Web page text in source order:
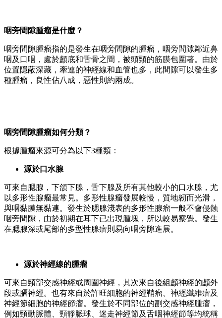
咽旁間隙腫瘤是什麼？
咽旁間隙腫瘤指的是發生在咽旁間隙的腫瘤，咽旁間隙鄰近鼻
咽及口咽，處於顱底和舌骨之間，被頭頸的筋膜包圍著。由於
位置隱蔽深藏，牽連的神經線和血管也多，此間隙可以發生多
種腫瘤，良性佔八成，惡性則約兩成。
咽旁間隙腫瘤如何分類？
根據腫瘤來源可分為以下3種類：
源於口水腺
可來自腮腺，下頜下腺，舌下腺及所有其他較小的口水腺，尤
以多形性腺瘤最常見。多形性腺瘤發展較慢，質地韌而光滑，
與咽黏膜無黏連。發生於腮腺淺表的多形性腺瘤一般不會侵蝕
咽旁間隙，由於初期在耳下已出現腫塊，所以較易察覺。發生
在腮腺深或尾部的多型性腺瘤則易向咽旁隙進展。
源於神經線的腫瘤
可來自頸部交感神經或周圍神經，其次來自後組顱神經的顱外
段或膈神經。也有來自於許旺細胞的神經鞘瘤、神經纖維瘤及
神經節細胞的神經節瘤。發生於不同部位的副交感神經腫瘤，
例如頸動脈體、頸靜脈球、迷走神經節及舌咽神經節等均統稱